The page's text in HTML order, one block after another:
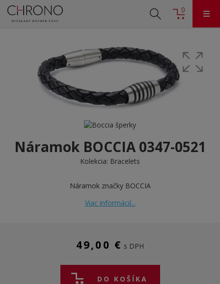
0
Náramok BOCCIA 0347-0521
Kolekcia: Bracelets
Náramok značky BOCCIA
Viac informácií...
49,00 € s DPH
DO KOŠÍKA